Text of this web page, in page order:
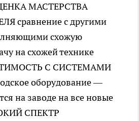
МАСТЕРСТВА
сравнение с другими
схожую
на схожей технике
С СИСТЕМАМИ
оборудование —
на заводе на все новые
СПЕКТР